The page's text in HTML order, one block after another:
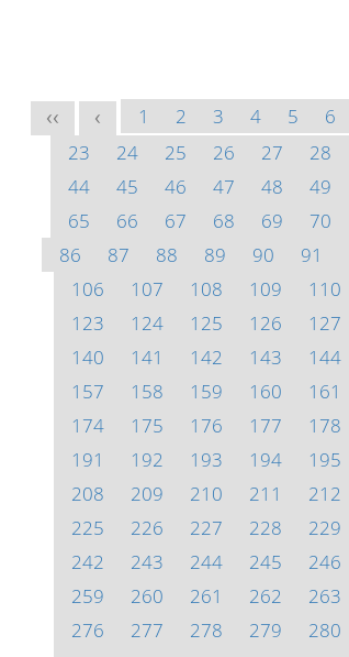
<< < 1 2 3 4 5 6
23
24 25 26 27 28
44
45 46 47 48 49
65
66 67 68 69 70
86
87 88 89 90 91
106
107 108 109 110
123
124 125 126 127
140
141 142 143 144
157
158 159 160 161
174
175 176 177 178
191
192 193 194 195
208
209 210 211 212
225
226 227 228 229
242
243 244 245 246
259
260 261 262 263
276
277 278 279 280